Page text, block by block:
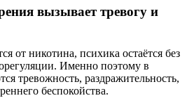
вызывает тревогу и
от никотина, психика остаётся без
Именно поэтому в
тревожность, раздражительность,
беспокойства.